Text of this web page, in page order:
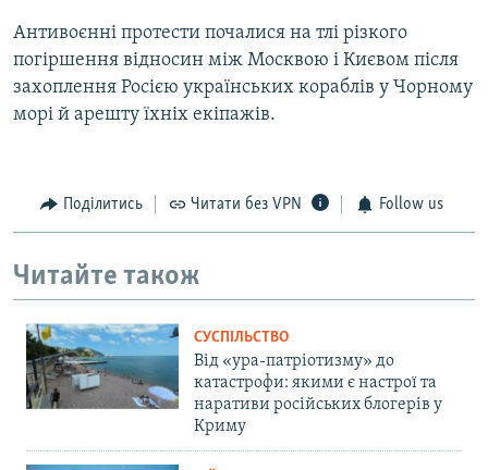
Антивоєнні протести почалися на тлі різкого
погіршення відносин між Москвою і Києвом після
захоплення Росією українських кораблів у Чорному
морі й арешту їхніх екіпажів.
Поділитись Читати без VPN Follow us
Читайте також
СУСПІЛЬСТВО
Від «ура-патріотизму» до
катастрофи: якими є настрої та
наративи російських блогерів у
Криму